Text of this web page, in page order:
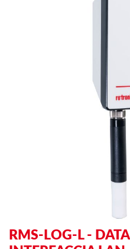
RMS-LOG-L -